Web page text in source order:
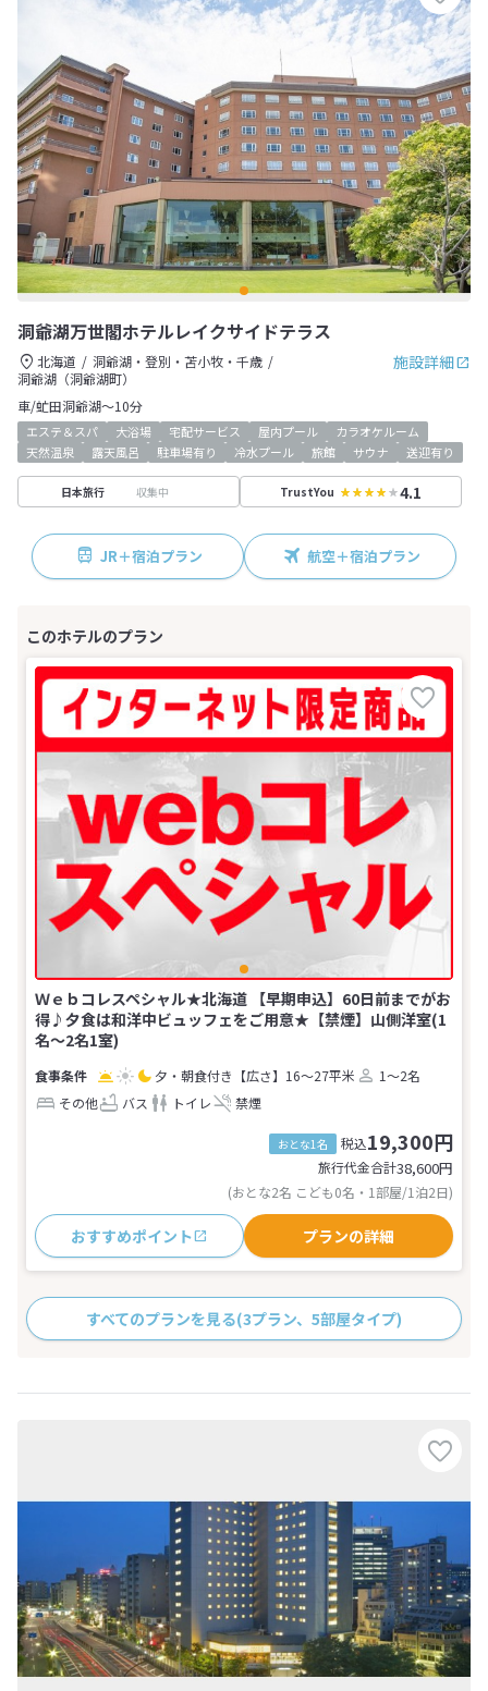
洞爺湖万世閣ホテルレイクサイドテラス
施設詳細
北海道
洞爺湖・登別・苫小牧・千歳
洞爺湖（洞爺湖町）
車/虻田洞爺湖～10分
エステ＆スパ 大浴場 宅配サービス 屋内プール
カラオケルーム
天然温泉
露天風呂 駐車場有り 冷水プール 旅館 サウナ 送迎有り
日本旅行 収集中 TrustYou 4.1
JR＋宿泊プラン 航空＋宿泊プラン
Ｗｅｂコレスペシャル★北海道 【早期申込】60日前までがお
得♪夕食は和洋中ビュッフェをご用意★【禁煙】山側洋室(1
名～2名1室)
夕・朝食付き 【広さ】16～27平米
1～2名
その他
バス トイレ 禁煙
おとな1名 税込19,300円
旅行代金合計38,600円
(おとな2名 こども0名・1部屋/1泊2日)
おすすめポイント プランの詳細
すべてのプランを見る(3プラン、5部屋タイプ)